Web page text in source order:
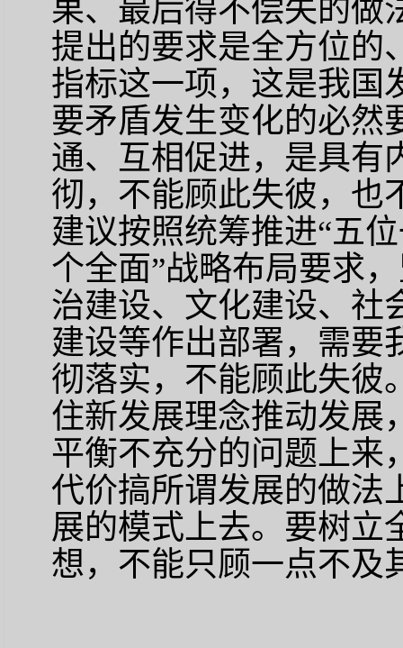
果、最后得不偿失的做
提出的要求是全方位的
指标这一项，这是我国
要矛盾发生变化的必然
通、互相促进，是具有
彻，不能顾此失彼，也
建议按照统筹推进“五
个全面”战略布局要求
治建设、文化建设、社
建设等作出部署，需要
彻落实，不能顾此失彼
住新发展理念推动发展
平衡不充分的问题上来
代价搞所谓发展的做法
展的模式上去。要树立
想，不能只顾一点不及